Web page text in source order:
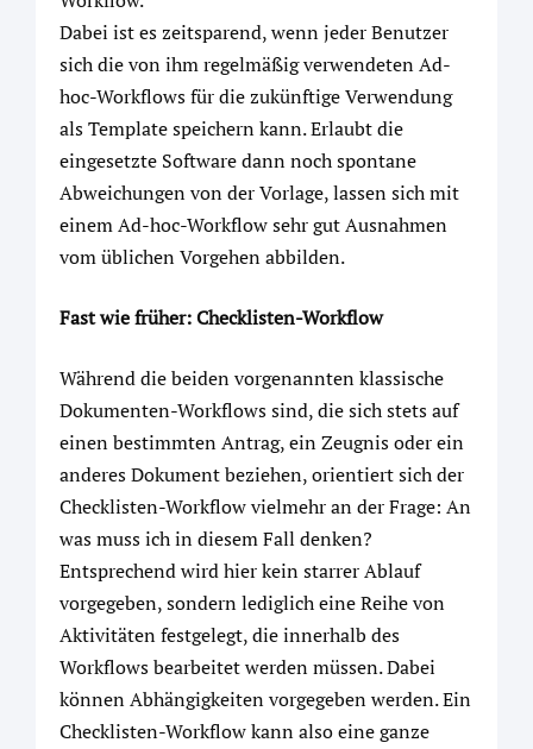
Dabei ist es zeitsparend, wenn jeder Benutzer
sich die von ihm regelmäßig verwendeten Ad-
hoc-Workflows für die zukünftige Verwendung
als Template speichern kann. Erlaubt die
eingesetzte Software dann noch spontane
Abweichungen von der Vorlage, lassen sich mit
einem Ad-hoc-Workflow sehr gut Ausnahmen
vom üblichen Vorgehen abbilden.
Fast wie früher: Checklisten-Workflow
Während die beiden vorgenannten klassische
Dokumenten-Workflows sind, die sich stets auf
einen bestimmten Antrag, ein Zeugnis oder ein
anderes Dokument beziehen, orientiert sich der
Checklisten-Workflow vielmehr an der Frage: An
was muss ich in diesem Fall denken?
Entsprechend wird hier kein starrer Ablauf
vorgegeben, sondern lediglich eine Reihe von
Aktivitäten festgelegt, die innerhalb des
Workflows bearbeitet werden müssen. Dabei
können Abhängigkeiten vorgegeben werden. Ein
Checklisten-Workflow kann also eine ganze